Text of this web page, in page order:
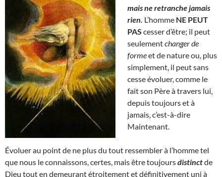
mais ne retranche jamais
rien. L’homme NE PEUT
PAS cesser d’être; il peut
seulementchanger de
formeet de nature ou, plus
simplement, il peut sans
cesse évoluer, comme le
fait son Père à travers lui,
depuis toujours et à
jamais, c’est-à-dire
Maintenant.
Évoluer au point de ne plus du tout ressembler à l’homme tel
que nous le connaissons, certes, mais être toujoursdistinctde
Dieu tout en demeurant étroitement et définitivement uni à